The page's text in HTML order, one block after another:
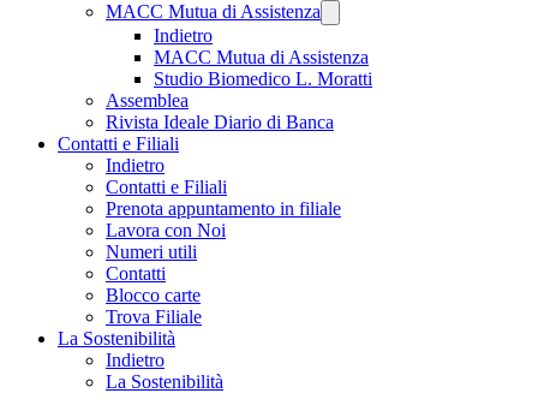
MACC Mutua di Assistenza
Indietro
MACC Mutua di Assistenza
Studio Biomedico L. Moratti
Assemblea
Rivista Ideale Diario di Banca
Contatti e Filiali
Indietro
Contatti e Filiali
Prenota appuntamento in filiale
Lavora con Noi
Numeri utili
Contatti
Blocco carte
Trova Filiale
La Sostenibilità
Indietro
La Sostenibilità